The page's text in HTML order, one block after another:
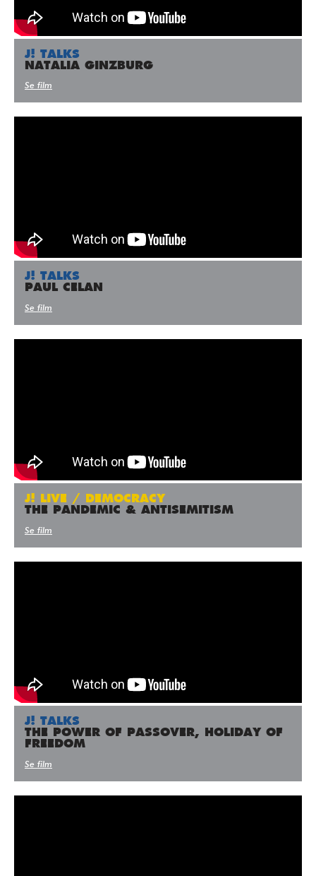
J! TALKS
NATALIA GINZBURG
Se film
J! TALKS
PAUL CELAN
Se film
J! LIVE / DEMOCRACY
THE PANDEMIC & ANTISEMITISM
Se film
J! TALKS
THE POWER OF PASSOVER, HOLIDAY OF
FREEDOM
Se film